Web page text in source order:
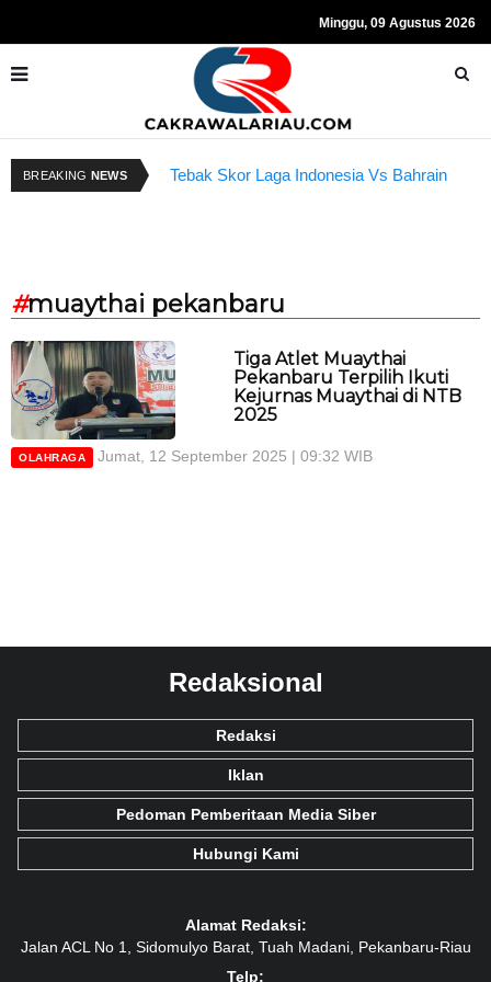
Minggu, 09 Agustus 2026
BREAKING NEWS
Tebak Skor Laga Indonesia Vs Bahrain
#muaythai pekanbaru
Tiga Atlet Muaythai
Pekanbaru Terpilih Ikuti
Kejurnas Muaythai di NTB
2025
OLAHRAGA Jumat, 12 September 2025 | 09:32 WIB
Redaksional
Redaksi
Iklan
Pedoman Pemberitaan Media Siber
Hubungi Kami
Alamat Redaksi:
Jalan ACL No 1, Sidomulyo Barat, Tuah Madani, Pekanbaru-Riau
Telp: